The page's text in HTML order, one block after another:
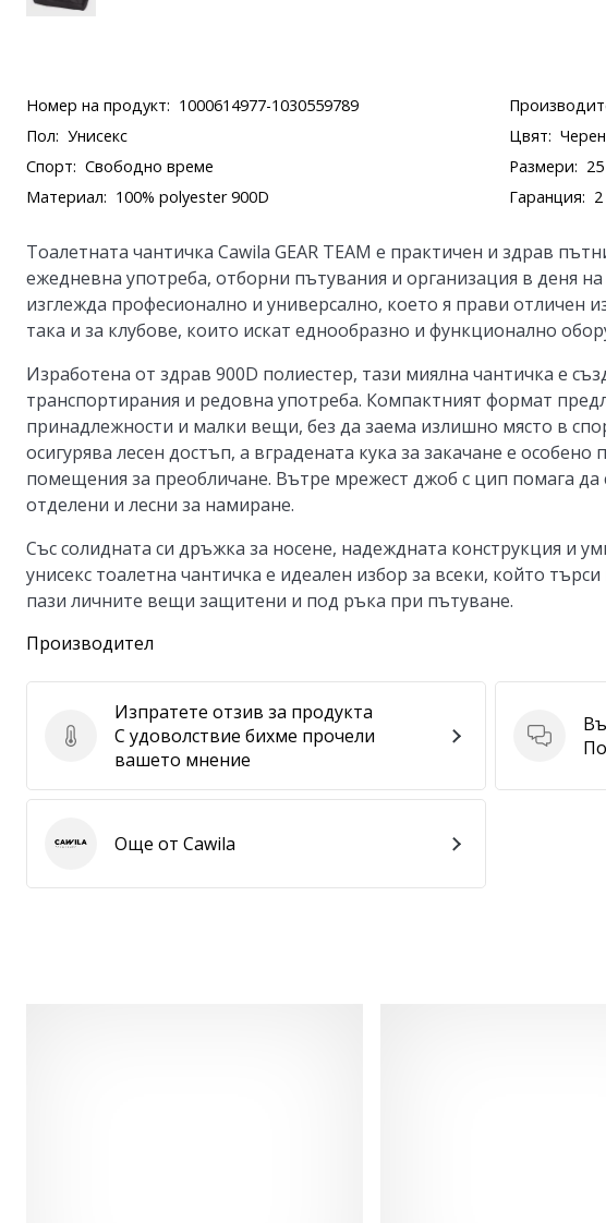
Номер на продукт: 1000614977-1030559789
Пол: Унисекс Цвят: Черен
Спорт: Свободно време Размери:
Материал: 100% polyester 900D Гаранция:
Тоалетната чантичка Cawila GEAR TEAM е практичен и здрав
ежедневна употреба, отборни пътувания и организация в деня
изглежда професионално и универсално, което я прави отличен
така и за клубове, които искат еднообразно и функционално
Изработена от здрав 900D полиестер, тази миялна чантичка е
транспортирания и редовна употреба. Компактният формат
принадлежности и малки вещи, без да заема излишно място в
осигурява лесен достъп, а вградената кука за закачане е
помещения за преобличане. Вътре мрежест джоб с цип помага
отделени и лесни за намиране.
Със солидната си дръжка за носене, надеждната конструкция и
унисекс тоалетна чантичка е идеален избор за всеки, който
пази личните вещи защитени и под ръка при пътуване.
Производител
Изпратете отзив за продукта
Изпратете отзив за продукта
С удоволствие бихме прочели
вашето мнение
CawilaОще от Cawila